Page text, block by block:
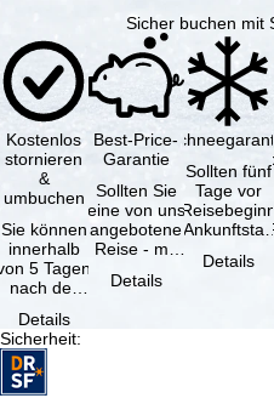
Sicher buchen mit
Kostenlos
stornieren
&
umbuchen
Sie können
innerhalb
5 Tagen
nach der
kostenfrei
…
Details
Best-Price-
Garantie
Sollten Sie
eine von uns
angebotene
Reise - mit
Leistung und
Details
Sollten fünf
Tage vor
Reisebeginn
Details
Sicherheit: